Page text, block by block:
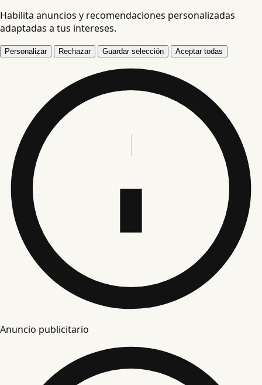
Habilita anuncios y recomendaciones personalizadas
adaptadas a tus intereses.
Personalizar Rechazar Guardar selección Aceptar todas
Anuncio publicitario